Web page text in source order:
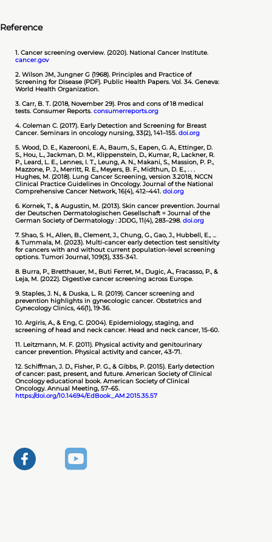
Reference
1. Cancer screening overview. (2020). National Cancer Institute.
cancer.gov
2. Wilson JM, Jungner G (1968). Principles and Practice of
Screening for Disease (PDF). Public Health Papers. Vol. 34. Geneva:
World Health Organization.
3. Carr, B. T. (2018, November 29). Pros and cons of 18 medical
tests. Consumer Reports. consumerreports.org
4. Coleman C. (2017). Early Detection and Screening for Breast
Cancer. Seminars in oncology nursing, 33(2), 141–155. doi.org
5. Wood, D. E., Kazerooni, E. A., Baum, S., Eapen, G. A., Ettinger, D.
S., Hou, L., Jackman, D. M., Klippenstein, D., Kumar, R., Lackner, R.
P., Leard, L. E., Lennes, I. T., Leung, A. N., Makani, S., Massion, P. P.,
Mazzone, P. J., Merritt, R. E., Meyers, B. F., Midthun, D. E., . . .
Hughes, M. (2018). Lung Cancer Screening, version 3.2018, NCCN
Clinical Practice Guidelines in Oncology. Journal of the National
Comprehensive Cancer Network, 16(4), 412–441. doi.org
6. Kornek, T., & Augustin, M. (2013). Skin cancer prevention. Journal
der Deutschen Dermatologischen Gesellschaft = Journal of the
German Society of Dermatology : JDDG, 11(4), 283–298. doi.org
7. Shao, S. H., Allen, B., Clement, J., Chung, G., Gao, J., Hubbell, E., ...
& Tummala, M. (2023). Multi-cancer early detection test sensitivity
for cancers with and without current population-level screening
options. Tumori Journal, 109(3), 335-341.
8. Burra, P., Bretthauer, M., Buti Ferret, M., Dugic, A., Fracasso, P., &
Leja, M. (2022). Digestive cancer screening across Europe.
9. Staples, J. N., & Duska, L. R. (2019). Cancer screening and
prevention highlights in gynecologic cancer. Obstetrics and
Gynecology Clinics, 46(1), 19-36.
10. Argiris, A., & Eng, C. (2004). Epidemiology, staging, and
screening of head and neck cancer. Head and neck cancer, 15-60.
11. Leitzmann, M. F. (2011). Physical activity and genitourinary
cancer prevention. Physical activity and cancer, 43-71.
12. Schiffman, J. D., Fisher, P. G., & Gibbs, P. (2015). Early detection
of cancer: past, present, and future. American Society of Clinical
Oncology educational book. American Society of Clinical
Oncology. Annual Meeting, 57–65.
https://doi.org/10.14694/EdBook_AM.2015.35.57